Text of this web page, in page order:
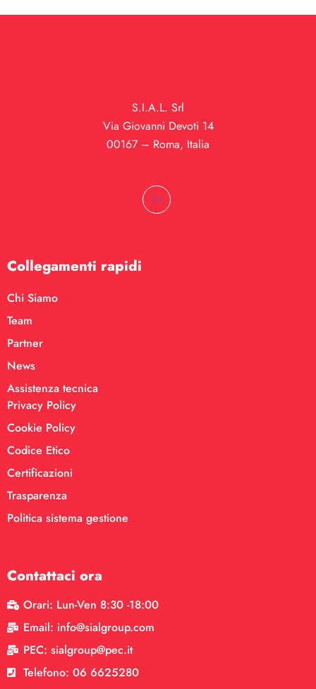
S.I.A.L. Srl
Via Giovanni Devoti 14
00167 – Roma, Italia
Collegamenti rapidi
Chi Siamo
Team
Partner
News
Assistenza tecnica
Privacy Policy
Cookie Policy
Codice Etico
Certificazioni
Trasparenza
Politica sistema gestione
Contattaci ora
Orari: Lun-Ven 8:30 -18:00
Email: info@sialgroup.com
PEC: sialgroup@pec.it
Telefono: 06 6625280